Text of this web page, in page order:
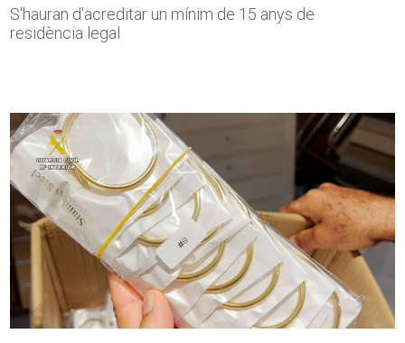
S'hauran d'acreditar un mínim de 15 anys de
residència legal